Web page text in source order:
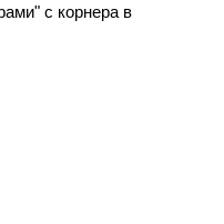
с корнера в